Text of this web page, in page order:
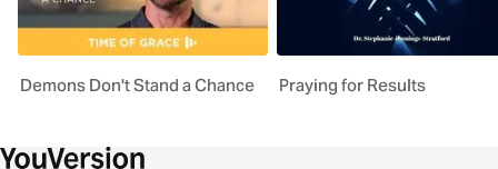
Demons Don't Stand a Chance Praying for Results